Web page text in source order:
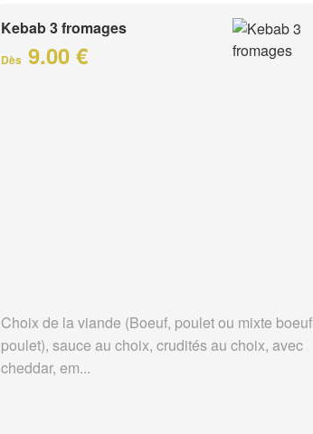
Kebab 3 fromages
Dès 9.00 €
Choix de la viande (Boeuf, poulet ou mixte boeuf
poulet), sauce au choix, crudités au choix, avec
cheddar, em...